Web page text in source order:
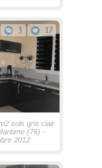
3 17
sols gris clair
(76) -
2012